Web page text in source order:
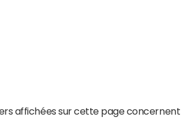
affichées sur cette page concernent